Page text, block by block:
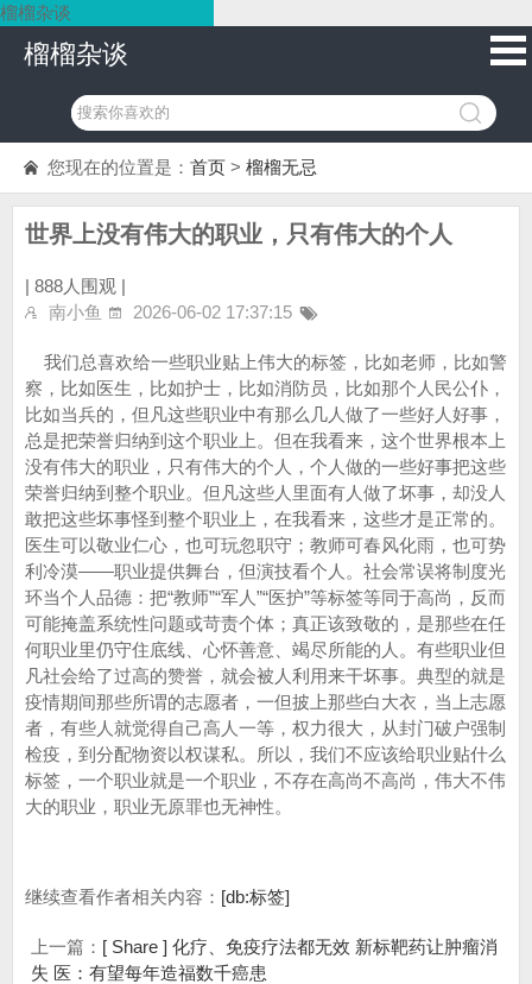
榴榴杂谈
榴榴杂谈
您现在的位置是： 首页 > 榴榴无忌
世界上没有伟大的职业，只有伟大的个人
| 888人围观 |
南小鱼
2026-06-02 17:37:15
我们总喜欢给一些职业贴上伟大的标签，比如老师，比如警
察，比如医生，比如护士，比如消防员，比如那个人民公仆，
比如当兵的，但凡这些职业中有那么几人做了一些好人好事，
总是把荣誉归纳到这个职业上。但在我看来，这个世界根本上
没有伟大的职业，只有伟大的个人，个人做的一些好事把这些
荣誉归纳到整个职业。但凡这些人里面有人做了坏事，却没人
敢把这些坏事怪到整个职业上，在我看来，这些才是正常的。
医生可以敬业仁心，也可玩忽职守；教师可春风化雨，也可势
利冷漠——职业提供舞台，但演技看个人。社会常误将制度光
环当个人品德‌：把“教师”“军人”“医护”等标签等同于高尚，反而
可能掩盖系统性问题或苛责个体；真正该致敬的，是那些‌在任
何职业里仍守住底线、心怀善意、竭尽所能的人‌。有些职业但
凡社会给了过高的赞誉，就会被人利用来干坏事。典型的就是
疫情期间那些所谓的志愿者，一但披上那些白大衣，当上志愿
者，有些人就觉得自己高人一等，权力很大，从封门破户强制
检疫，到分配物资以权谋私。所以，我们不应该给职业贴什么
标签，一个职业就是一个职业，不存在高尚不高尚，伟大不伟
大的职业，职业无原罪也无神性‌。
继续查看作者相关内容： [db:标签]
上一篇： [ Share ] 化疗、免疫疗法都无效 新标靶药让肿瘤消
失 医：有望每年造福数千癌患